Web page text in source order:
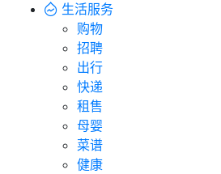
生活服务
购物
招聘
出行
快递
租售
母婴
菜谱
健康